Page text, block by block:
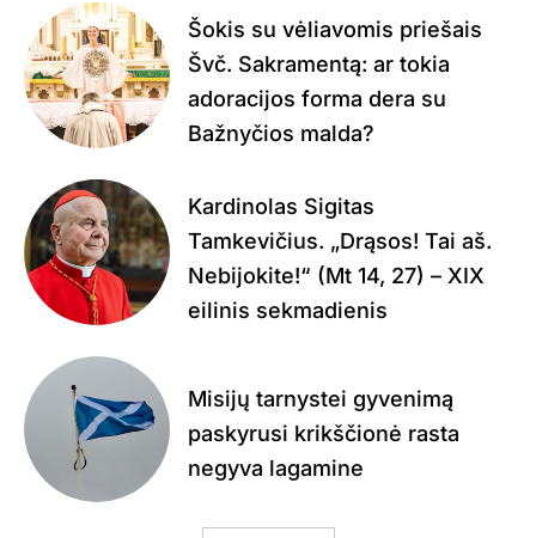
Šokis su vėliavomis priešais
Švč. Sakramentą: ar tokia
adoracijos forma dera su
Bažnyčios malda?
Kardinolas Sigitas
Tamkevičius. „Drąsos! Tai aš.
Nebijokite!“ (Mt 14, 27) – XIX
eilinis sekmadienis
Misijų tarnystei gyvenimą
paskyrusi krikščionė rasta
negyva lagamine